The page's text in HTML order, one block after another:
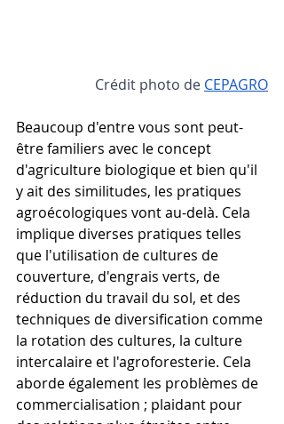
Crédit photo de CEPAGRO
Beaucoup d'entre vous sont peut-
être familiers avec le concept
d'agriculture biologique et bien qu'il
y ait des similitudes, les pratiques
agroécologiques vont au-delà. Cela
implique diverses pratiques telles
que l'utilisation de cultures de
couverture, d'engrais verts, de
réduction du travail du sol, et des
techniques de diversification comme
la rotation des cultures, la culture
intercalaire et l'agroforesterie. Cela
aborde également les problèmes de
commercialisation ; plaidant pour